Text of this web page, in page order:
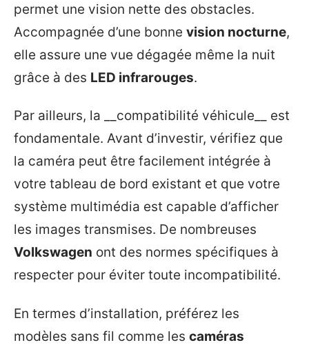
permet une vision nette des obstacles.
Accompagnée d’une bonne vision nocturne,
elle assure une vue dégagée même la nuit
grâce à des LED infrarouges.
Par ailleurs, la __compatibilité véhicule__ est
fondamentale. Avant d’investir, vérifiez que
la caméra peut être facilement intégrée à
votre tableau de bord existant et que votre
système multimédia est capable d’afficher
les images transmises. De nombreuses
Volkswagen ont des normes spécifiques à
respecter pour éviter toute incompatibilité.
En termes d’installation, préférez les
modèles sans fil comme les caméras